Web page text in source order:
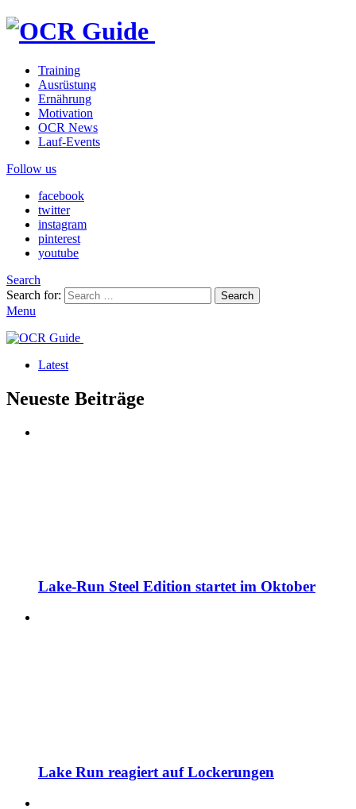
Training
Ausrüstung
Ernährung
Motivation
OCR News
Lauf-Events
Follow us
facebook
twitter
instagram
pinterest
youtube
Search
Search for:
Search
Menu
Latest
Neueste Beiträge
Lake-Run Steel Edition startet im Oktober
Lake Run reagiert auf Lockerungen